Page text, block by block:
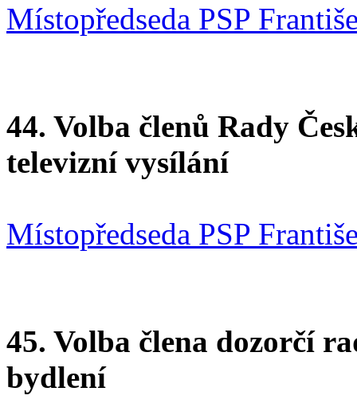
Místopředseda PSP
44. Volba členů Rady
televizní vysílání
Místopředseda PSP
45. Volba člena dozorčí
bydlení